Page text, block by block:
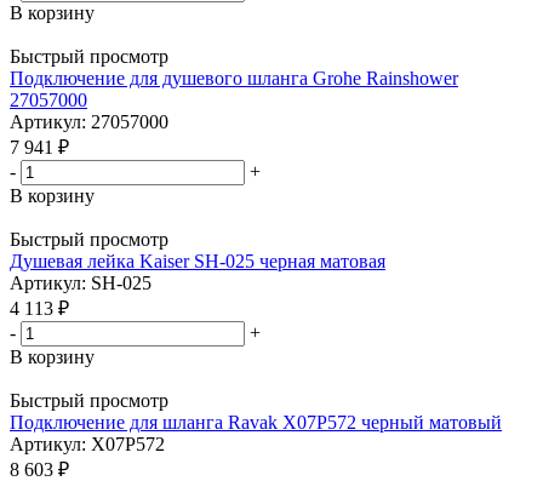
В корзину
Быстрый просмотр
Подключение для душевого шланга Grohe Rainshower
27057000
Артикул: 27057000
7 941 ₽
-
+
В корзину
Быстрый просмотр
Душевая лейка Kaiser SH-025 черная матовая
Артикул: SH-025
4 113 ₽
-
+
В корзину
Быстрый просмотр
Подключение для шланга Ravak X07P572 черный матовый
Артикул: X07P572
8 603 ₽